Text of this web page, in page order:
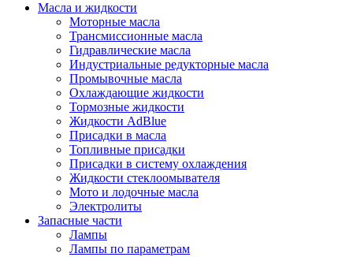
Масла и жидкости
Моторные масла
Трансмиссионные масла
Гидравлические масла
Индустриальные редукторные масла
Промывочные масла
Охлаждающие жидкости
Тормозные жидкости
Жидкости AdBlue
Присадки в масла
Топливные присадки
Присадки в систему охлаждения
Жидкости стеклоомывателя
Мото и лодочные масла
Электролиты
Запасные части
Лампы
Лампы по параметрам